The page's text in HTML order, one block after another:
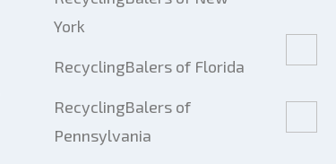
York
RecyclingBalers of Florida
RecyclingBalers of
Pennsylvania